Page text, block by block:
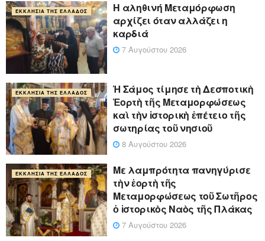
ΕΚΚΛΗΣΊΑ ΤΗΣ ΕΛΛΆΔΟΣ
Η αληθινή Μεταμόρφωση
αρχίζει όταν αλλάζει η
καρδιά
7 Αυγούστου 2026
ΕΚΚΛΗΣΊΑ ΤΗΣ ΕΛΛΆΔΟΣ
Ἡ Σάμος τίμησε τὴ Δεσποτικὴ
Ἑορτὴ τῆς Μεταμορφώσεως
καὶ τὴν ἱστορικὴ ἐπέτειο τῆς
σωτηρίας τοῦ νησιοῦ
8 Αυγούστου 2026
ΕΚΚΛΗΣΊΑ ΤΗΣ ΕΛΛΆΔΟΣ
Με λαμπρότητα πανηγύρισε
τὴν ἑορτὴ τῆς
Μεταμορφώσεως τοῦ Σωτῆρος
ὁ ἱστορικὸς Ναὸς τῆς Πλάκας
7 Αυγούστου 2026